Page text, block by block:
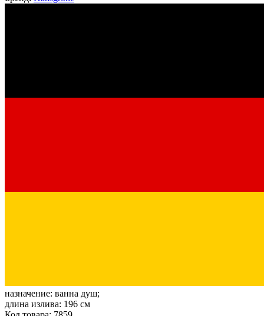
назначение: ванна душ;
длина излива: 196 см